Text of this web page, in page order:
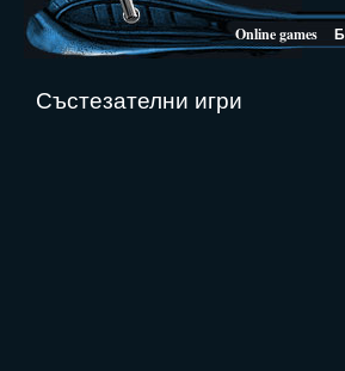
Online games
Състезателни игри